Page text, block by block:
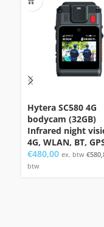
Hytera SC580 4G
bodycam (32GB)
Infrared night
4G, WLAN, BT,
€480,00 ex. btw €
btw